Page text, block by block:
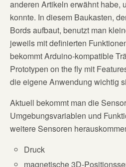
anderen Artikeln erwähnt habe,
konnte. In diesem Baukasten,
Bords aufbaut, benutzt man
jeweils mit definierten
bekommt Arduino-kompatible
Prototypen on the fly mit
die eigene Anwendung wichtig
Aktuell bekommt man die
Umgebungsvariablen und
weitere Sensoren
Druck
magnetische 3D-